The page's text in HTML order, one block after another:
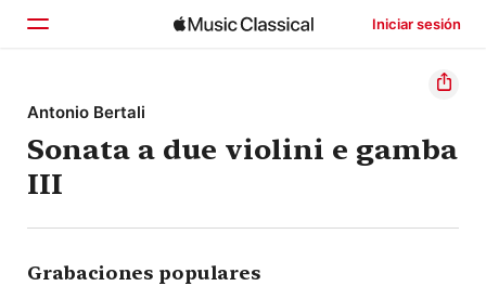
Iniciar sesión
Inicio
Explorar
Antonio Bertali
Sonata a due violini e gamba
III
Grabaciones populares